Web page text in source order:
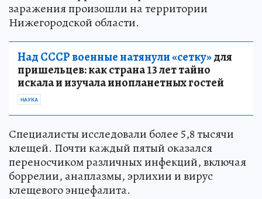
заражения произошли на территории
Нижегородской области.
Над СССР военные натянули «сетку»для
пришельцев: как страна 13 лет тайно
искала и изучала инопланетных гостей
НАУКА
Специалисты исследовали более 5,8 тысячи
клещей. Почти каждый пятый оказался
переносчиком различных инфекций, включая
боррелии, анаплазмы, эрлихии и вирус
клещевого энцефалита.